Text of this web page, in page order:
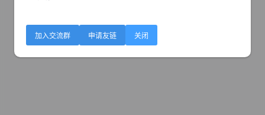
加入交流群 申请友链 关闭